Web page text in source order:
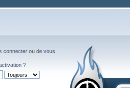
connecter ou de vous
?